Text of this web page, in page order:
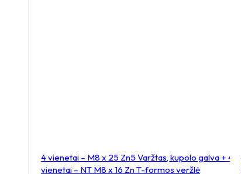
4 vienetai – M8 x 25 Zn5 Varžtas, kupolo galva + 4
vienetai – NT M8 x 16 Zn T-formos veržlė